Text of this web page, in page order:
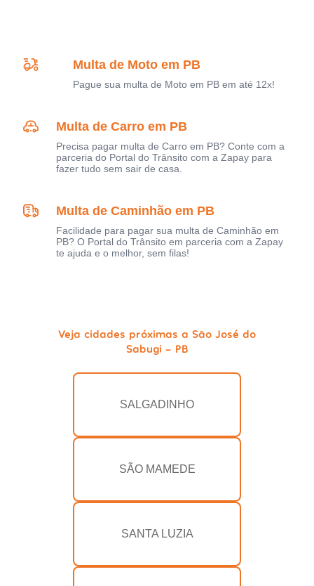
Multa de Moto em PB
Pague sua multa de Moto em PB em até 12x!
Multa de Carro em PB
Precisa pagar multa de Carro em PB? Conte com a
parceria do Portal do Trânsito com a Zapay para
fazer tudo sem sair de casa.
Multa de Caminhão em PB
Facilidade para pagar sua multa de Caminhão em
PB? O Portal do Trânsito em parceria com a Zapay
te ajuda e o melhor, sem filas!
Veja cidades próximas a São José do
Sabugi - PB
SALGADINHO
SÃO MAMEDE
SANTA LUZIA